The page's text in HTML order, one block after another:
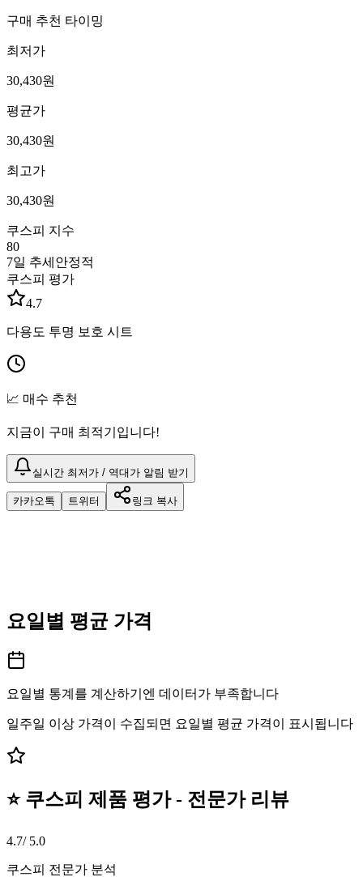
구매 추천 타이밍
최저가
30,430원
평균가
30,430원
최고가
30,430원
쿠스피 지수
80
7일 추세 안정적
쿠스피 평가
4.7
다용도 투명 보호 시트
📈 매수 추천
지금이 구매 최적기입니다!
실시간 최저가 / 역대가 알림 받기
카카오톡 트위터 링크 복사
요일별 평균 가격
요일별 통계를 계산하기엔 데이터가 부족합니다
일주일 이상 가격이 수집되면 요일별 평균 가격이 표시됩니다
⭐ 쿠스피 제품 평가 - 전문가 리뷰
4.7/ 5.0
쿠스피 전문가 분석